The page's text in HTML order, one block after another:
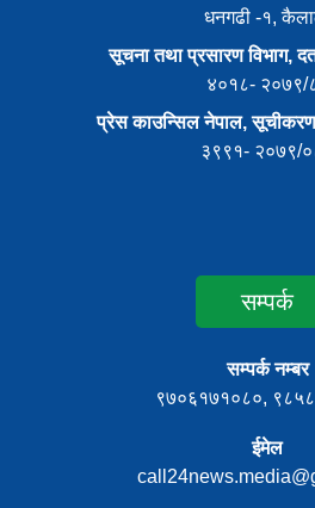
धनगढी -१,
सूचना तथा प्रसारण विभाग,
४०१८- २०७९/
प्रेस काउन्सिल नेपाल, सूचीकरण
३९९१- २०७९/
सम्पर्क
सम्पर्क नम्बर
९७०६१७१०८०,
ईमेल